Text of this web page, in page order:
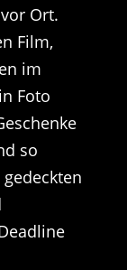
Ort.
Film,
im
Foto
so